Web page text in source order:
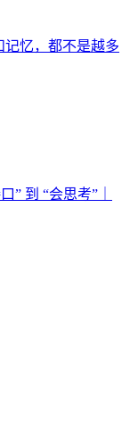
记忆，都不是越多
” 到 “会思考”｜